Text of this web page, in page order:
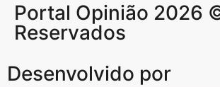
Portal Opinião 2026
Reservados
Desenvolvido por